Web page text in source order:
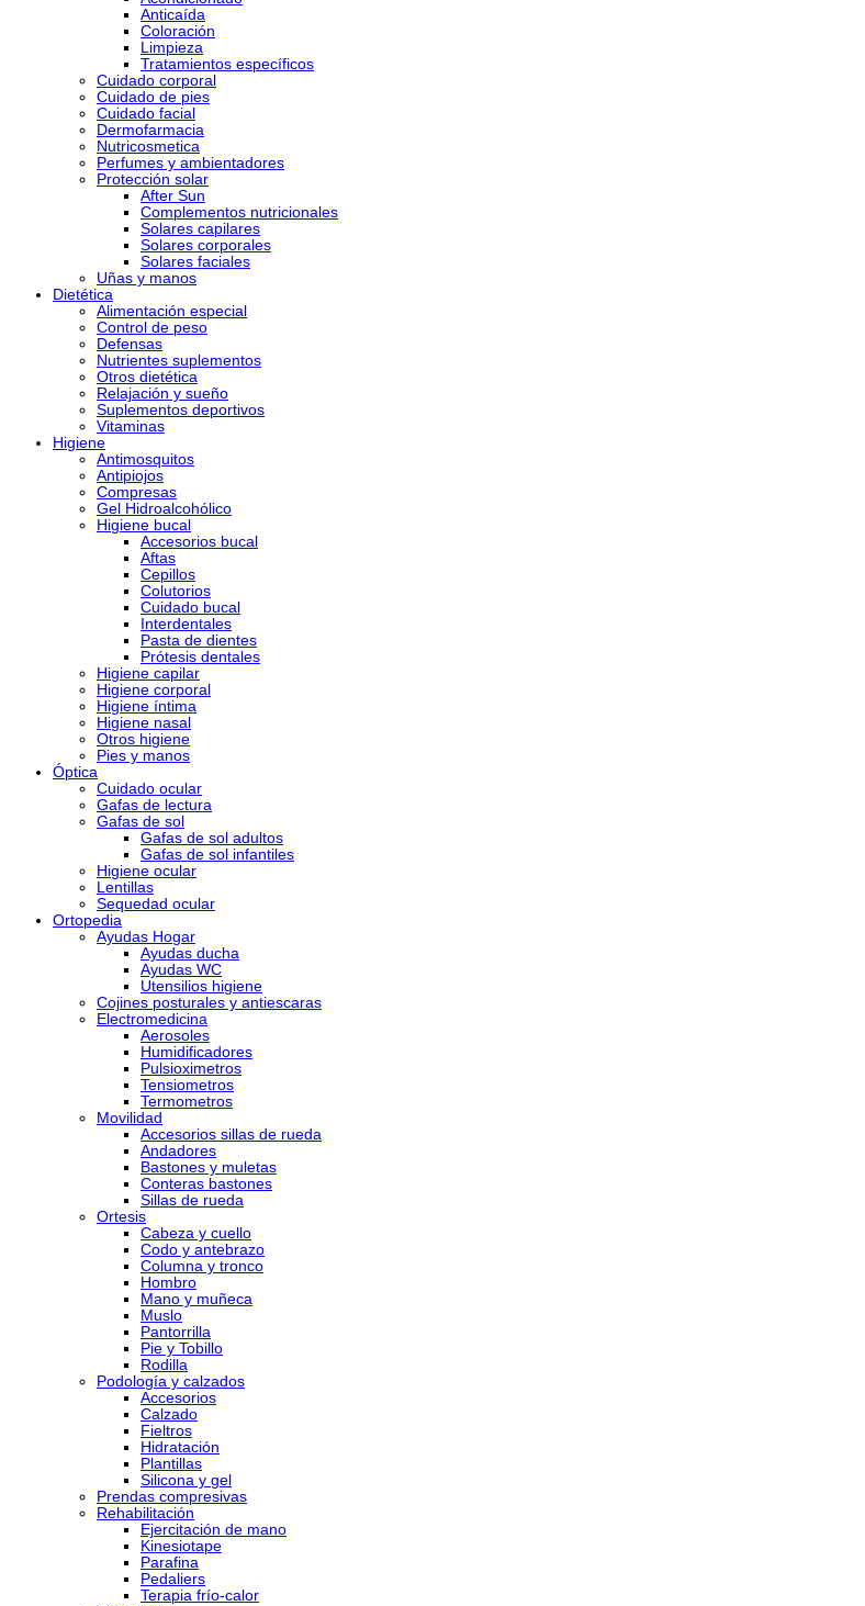
Anticaída
Coloración
Limpieza
Tratamientos específicos
Cuidado corporal
Cuidado de pies
Cuidado facial
Dermofarmacia
Nutricosmetica
Perfumes y ambientadores
Protección solar
After Sun
Complementos nutricionales
Solares capilares
Solares corporales
Solares faciales
Uñas y manos
Dietética
Alimentación especial
Control de peso
Defensas
Nutrientes suplementos
Otros dietética
Relajación y sueño
Suplementos deportivos
Vitaminas
Higiene
Antimosquitos
Antipiojos
Compresas
Gel Hidroalcohólico
Higiene bucal
Accesorios bucal
Aftas
Cepillos
Colutorios
Cuidado bucal
Interdentales
Pasta de dientes
Prótesis dentales
Higiene capilar
Higiene corporal
Higiene íntima
Higiene nasal
Otros higiene
Pies y manos
Óptica
Cuidado ocular
Gafas de lectura
Gafas de sol
Gafas de sol adultos
Gafas de sol infantiles
Higiene ocular
Lentillas
Sequedad ocular
Ortopedia
Ayudas Hogar
Ayudas ducha
Ayudas WC
Utensilios higiene
Cojines posturales y antiescaras
Electromedicina
Aerosoles
Humidificadores
Pulsioximetros
Tensiometros
Termometros
Movilidad
Accesorios sillas de rueda
Andadores
Bastones y muletas
Conteras bastones
Sillas de rueda
Ortesis
Cabeza y cuello
Codo y antebrazo
Columna y tronco
Hombro
Mano y muñeca
Muslo
Pantorrilla
Pie y Tobillo
Rodilla
Podología y calzados
Accesorios
Calzado
Fieltros
Hidratación
Plantillas
Silicona y gel
Prendas compresivas
Rehabilitación
Ejercitación de mano
Kinesiotape
Parafina
Pedaliers
Terapia frío-calor